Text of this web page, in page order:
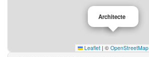
Architecte
Leaflet | © OpenStreetMap